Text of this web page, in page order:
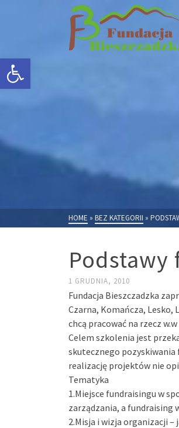
Otwórz pasek narzędzi
HOME » BEZ KATEGORII »
Podstawy
1 GRUDNIA, 2010
Fundacja Bieszczadzka
Czarna, Komańcza,
chcą pracować na rzecz
Celem szkolenia jest
skutecznego
realizację projektów nie
Tematyka
1.Miejsce fundraisingu w
zarządzania, a fundraising
2.Misja i wizja organizacji